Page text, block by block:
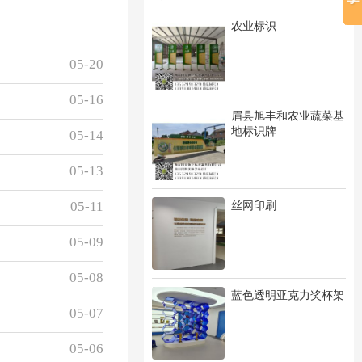
农业标识
眉县旭丰和农业蔬菜基
地标识牌
丝网印刷
蓝色透明亚克力奖杯架
05-20
05-16
05-14
05-13
05-11
05-09
05-08
05-07
05-06